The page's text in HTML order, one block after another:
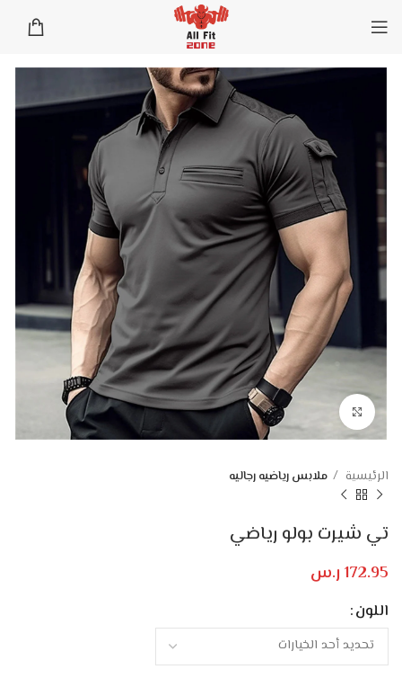
Click to enlarge
الرئيسية ملابس رياضيه رجاليه
تي شيرت بولو رياضي
172.95 ر.س
اللون